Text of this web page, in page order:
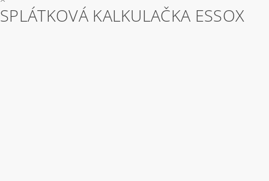
SPLÁTKOVÁ KALKULAČKA ESSOX